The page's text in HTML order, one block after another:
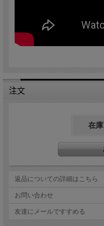
注文
在庫
返品についての詳細はこちら
お問い合わせ
友達にメールですすめる